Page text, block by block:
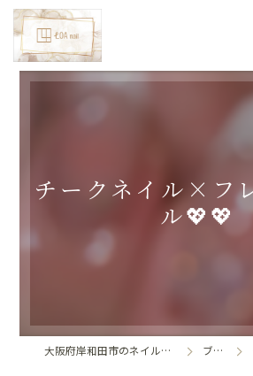
チークネイル×フ
ル💖💖
大阪府岸和田市のネイルならLoa nail ブログ